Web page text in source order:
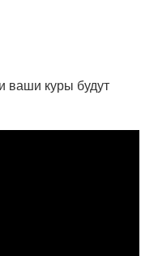
ваши куры будут